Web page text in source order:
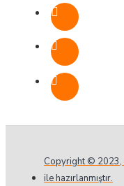
Copyright © 2023,
ile hazırlanmıştır.